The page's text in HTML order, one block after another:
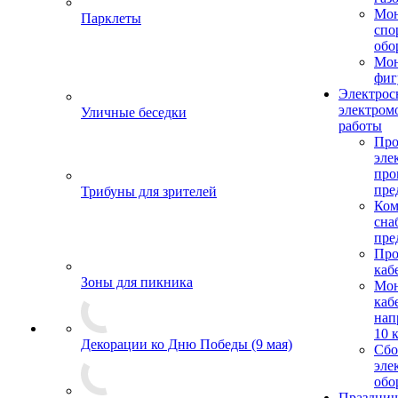
Парклеты
Уличные беседки
Трибуны для зрителей
Зоны для пикника
Декорации ко Дню Победы (9 мая)
работы
10